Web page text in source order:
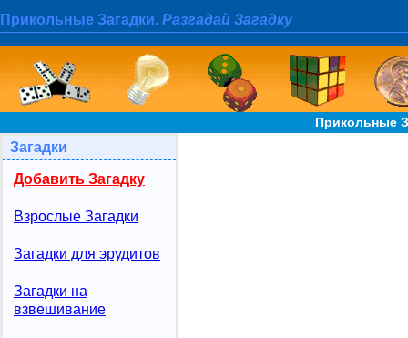
Прикольные Загадки. Разгадай Загадку
Прикольные
Загадки
Добавить Загадку
Взрослые Загадки
Загадки для эрудитов
Загадки на
взвешивание